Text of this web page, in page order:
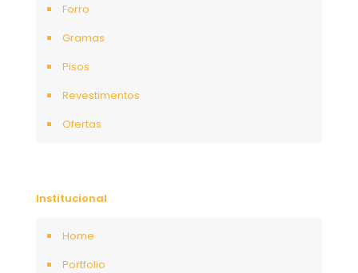
Forro
Gramas
Pisos
Revestimentos
Ofertas
Institucional
Home
Portfolio